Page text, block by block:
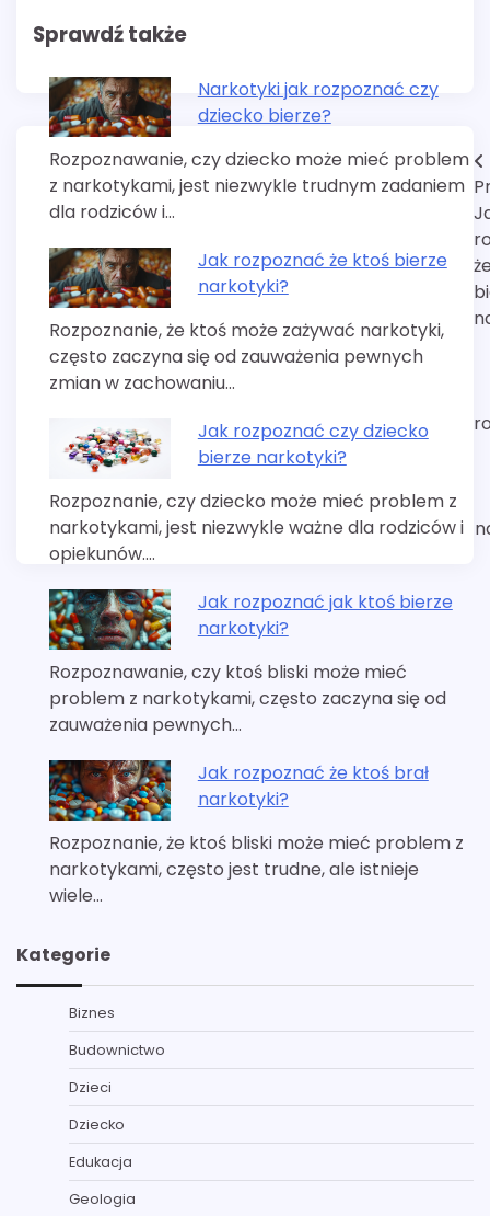
Sprawdź także
Narkotyki jak rozpoznać czy
dziecko bierze?
Rozpoznawanie, czy dziecko może mieć problem
z narkotykami, jest niezwykle trudnym zadaniem
dla rodziców i…
Jak rozpoznać że ktoś bierze
narkotyki?
Rozpoznanie, że ktoś może zażywać narkotyki,
często zaczyna się od zauważenia pewnych
zmian w zachowaniu…
Jak rozpoznać czy dziecko
bierze narkotyki?
Rozpoznanie, czy dziecko może mieć problem z
narkotykami, jest niezwykle ważne dla rodziców i
opiekunów.…
Jak rozpoznać jak ktoś bierze
narkotyki?
Rozpoznawanie, czy ktoś bliski może mieć
problem z narkotykami, często zaczyna się od
zauważenia pewnych…
Jak rozpoznać że ktoś brał
narkotyki?
Rozpoznanie, że ktoś bliski może mieć problem z
narkotykami, często jest trudne, ale istnieje
wiele…
Nawigacja
wpisu
Kategorie
Biznes
Budownictwo
Dzieci
Dziecko
Edukacja
Geologia